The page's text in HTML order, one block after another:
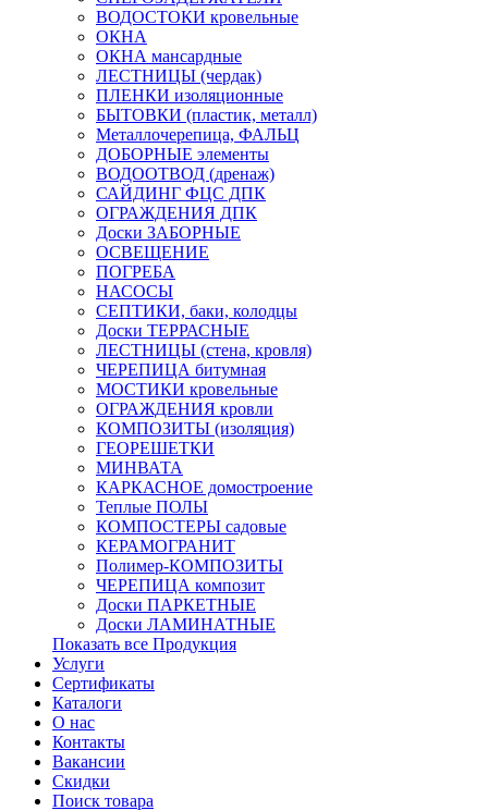
ВОДОСТОКИ кровельные
ОКНА
ОКНА мансардные
ЛЕСТНИЦЫ (чердак)
ПЛЕНКИ изоляционные
БЫТОВКИ (пластик, металл)
Металлочерепица, ФАЛЬЦ
ДОБОРНЫЕ элементы
ВОДООТВОД (дренаж)
САЙДИНГ ФЦС ДПК
ОГРАЖДЕНИЯ ДПК
Доски ЗАБОРНЫЕ
ОСВЕЩЕНИЕ
ПОГРЕБА
НАСОСЫ
СЕПТИКИ, баки, колодцы
Доски ТЕРРАСНЫЕ
ЛЕСТНИЦЫ (стена, кровля)
ЧЕРЕПИЦА битумная
МОСТИКИ кровельные
ОГРАЖДЕНИЯ кровли
КОМПОЗИТЫ (изоляция)
ГЕОРЕШЕТКИ
МИНВАТА
КАРКАСНОЕ домостроение
Теплые ПОЛЫ
КОМПОСТЕРЫ садовые
КЕРАМОГРАНИТ
Полимер-КОМПОЗИТЫ
ЧЕРЕПИЦА композит
Доски ПАРКЕТНЫЕ
Доски ЛАМИНАТНЫЕ
Показать все Продукция
Услуги
Сертификаты
Каталоги
О нас
Контакты
Вакансии
Скидки
Поиск товара